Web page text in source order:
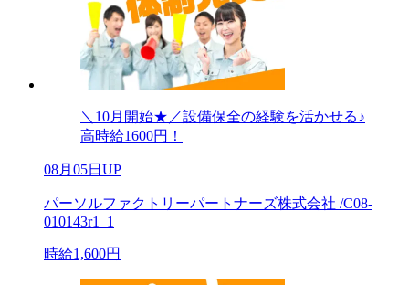
＼10月開始★／設備保全の経験を活かせる♪
高時給1600円！
08月05日UP
パーソルファクトリーパートナーズ株式会社 /C08-
010143r1_1
時給1,600円